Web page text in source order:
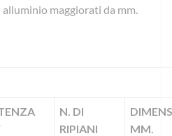
maggiorati da mm.
N. DI
RIPIANI
MM.